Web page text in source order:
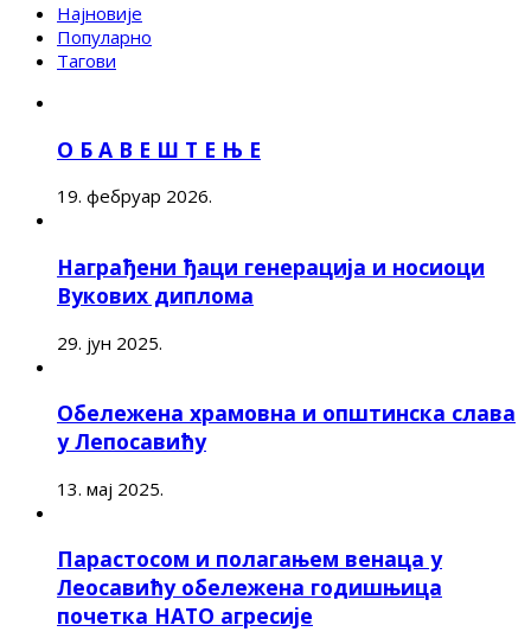
Најновије
Популарно
Тагови
О Б А В Е Ш Т Е Њ Е
19. фебруар 2026.
Награђени ђаци генерација и носиоци
Вукових диплома
29. јун 2025.
Обележена храмовна и општинска слава
у Лепосавићу
13. мај 2025.
Парастосом и полагањем венаца у
Леосавићу обележена годишњица
почетка НАТО агресије